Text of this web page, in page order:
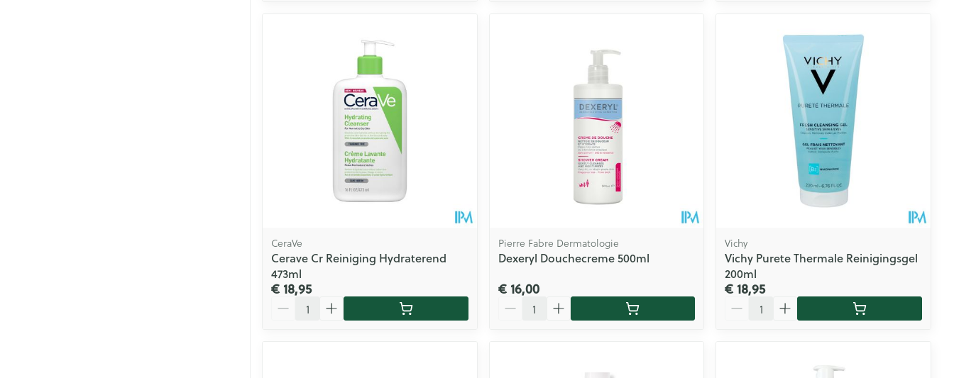
CeraVe
Cerave Cr Reiniging Hydraterend
473ml
€ 18,95
Pierre Fabre Dermatologie
Dexeryl Douchecreme 500ml
€ 16,00
Vichy
Vichy Purete Thermale Reinigingsgel
200ml
€ 18,95